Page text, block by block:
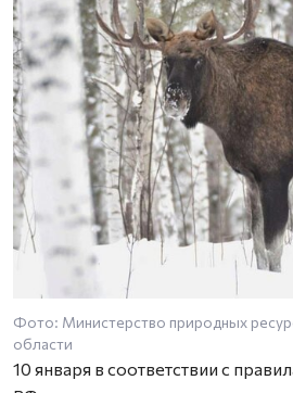
Фото: Министерство природных
области
10 января в соответствии с